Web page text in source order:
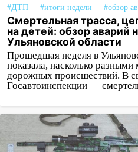
#ДТП
#итоги недели #обзор
Смертельная трасса,
на детей: обзор аварий
Ульяновской области
Прошедшая неделя в
показала, насколько
дорожных происшествий. В
Госавтоинспекции —